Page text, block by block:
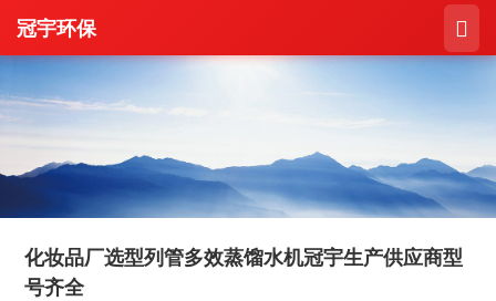
冠宇环保 
化妆品厂选型列管多效蒸馏水机冠宇生产供应商型
号齐全